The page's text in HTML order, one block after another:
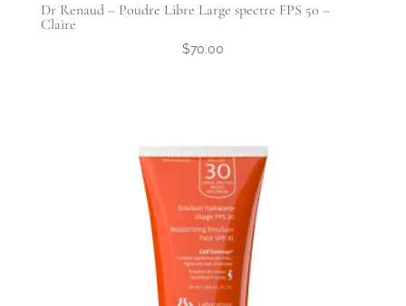
Dr Renaud – Poudre Libre Large spectre FPS 50 –
Claire
$70.00